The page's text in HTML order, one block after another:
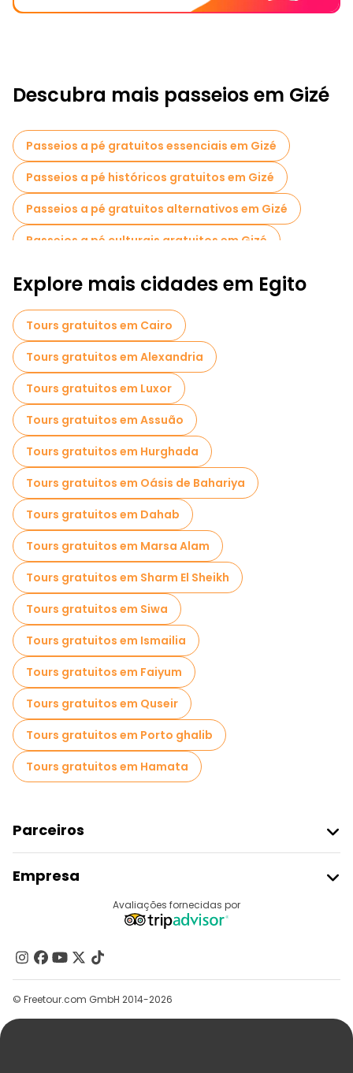
Descubra mais passeios em Gizé
Passeios a pé gratuitos essenciais em Gizé
Passeios a pé históricos gratuitos em Gizé
Passeios a pé gratuitos alternativos em Gizé
Passeios a pé culturais gratuitos em Gizé
Passeios a pé gratuitos para famílias em Gizé
Visitas de degustação locais em Gizé
Passeios gratuitos de um dia em Gizé
Passeios de bicicleta em Gizé
Passeios gastronômicos em Gizé
Passeios gratuitos perto Giza Necropolis
Passeios gratuitos perto Great Sphinx of Giza
Explore mais cidades em Egito
Tours gratuitos em Cairo
Tours gratuitos em Alexandria
Tours gratuitos em Luxor
Tours gratuitos em Assuão
Tours gratuitos em Hurghada
Tours gratuitos em Oásis de Bahariya
Tours gratuitos em Dahab
Tours gratuitos em Marsa Alam
Tours gratuitos em Sharm El Sheikh
Tours gratuitos em Siwa
Tours gratuitos em Ismailia
Tours gratuitos em Faiyum
Tours gratuitos em Quseir
Tours gratuitos em Porto ghalib
Tours gratuitos em Hamata
Parceiros
Registo Do Fornecedor
Programa De Afiliados
Empresa
Contacte-Nos
Grupos
Ajuda
Avaliações fornecidas por
© Freetour.com GmbH 2014-2026